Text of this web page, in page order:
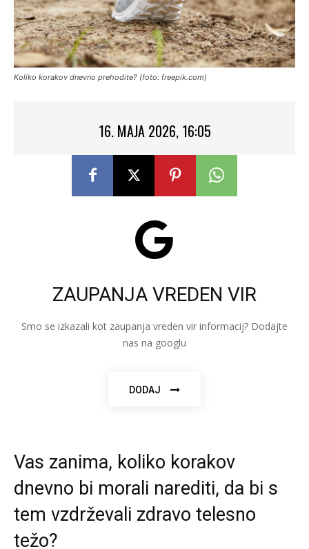
Koliko korakov dnevno prehodite? (foto: freepik.com)
16. MAJA 2026, 16:05
ZAUPANJA VREDEN VIR
Smo se izkazali kot zaupanja vreden vir informacij? Dodajte
nas na googlu
DODAJ
Vas zanima, koliko korakov
dnevno bi morali narediti, da bi s
tem vzdrževali zdravo telesno
težo?